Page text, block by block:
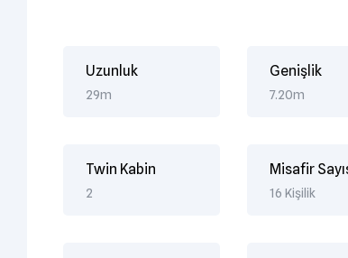
Uzunluk
29m
Genişlik
7.20m
Twin Kabin
2
Misafir
16 Kişilik